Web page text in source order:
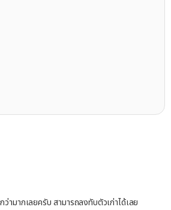
ามากเลยครับ สามารถลงทับตัวเก่าได้เลย